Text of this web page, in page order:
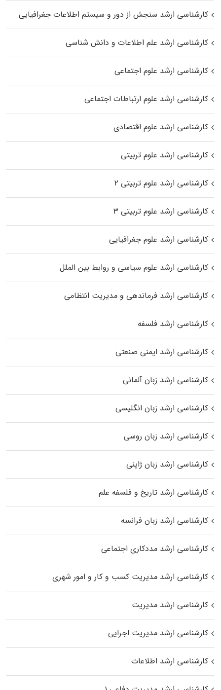
کارشناسی ارشد سنجش از دور و سیستم اطلاعات جغرافیایی
کارشناسی ارشد علم اطلاعات و دانش شناسی
کارشناسی ارشد علوم اجتماعی
کارشناسی ارشد علوم ارتباطات اجتماعی
کارشناسی ارشد علوم اقتصادی
کارشناسی ارشد علوم تربیتی
کارشناسی ارشد علوم تربیتی ۲
کارشناسی ارشد علوم تربیتی ۳
کارشناسی ارشد علوم جغرافیایی
کارشناسی ارشد علوم سیاسی و روابط بین الملل
کارشناسی ارشد فرماندهی و مدیریت انتظامی
کارشناسی ارشد فلسفه
کارشناسی ارشد ایمنی صنعتی
کارشناسی ارشد زبان آلمانی
کارشناسی ارشد زبان انگلیسی
کارشناسی ارشد زبان روسی
کارشناسی ارشد زبان ژاپنی
کارشناسی ارشد تاریخ و فلسفه علم
کارشناسی ارشد زبان فرانسه
کارشناسی ارشد مددکاری اجتماعی
کارشناسی ارشد مدیریت کسب و کار و امور شهری
کارشناسی ارشد مدیریت
کارشناسی ارشد مدیریت اجرایی
کارشناسی ارشد اطلاعات